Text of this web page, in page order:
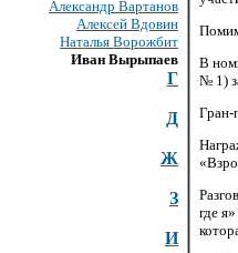
Александр Вартанов
Алексей Вдовин
Наталья Ворожбит
Иван Вырыпаев
Г
Д
Ж
З
И
В
№ 1)
Гран-
где